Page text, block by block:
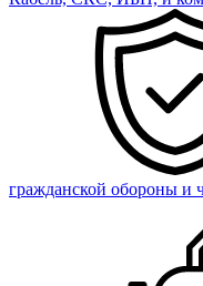
гражданской обороны и